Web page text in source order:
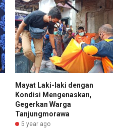
Mayat Laki-laki dengan
Kondisi Mengenaskan,
Gegerkan Warga
Tanjungmorawa
5 year ago